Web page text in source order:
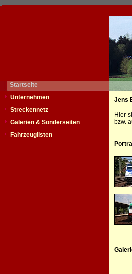
Startseite
Unternehmen
Streckennetz
Galerien & Sonderseiten
Fahrzeuglisten
Jens
Hier
bzw.